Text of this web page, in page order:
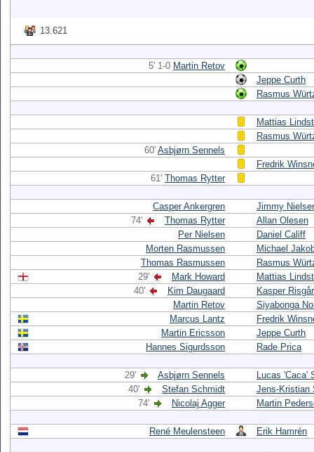
13.621
5' 1-0 Martin Retov
Jeppe Curth
Rasmus
Mattias
Rasmus
60' Asbjørn Sennels
Fredrik
61' Thomas Rytter
Casper Ankergren
Jimmy
74'
Thomas Rytter
Allan Olesen
Per Nielsen
Daniel Califf
Morten Rasmussen
Michael
Thomas Rasmussen
Rasmus
29'
Mark Howard
Mattias
40'
Kim Daugaard
Kasper
Martin Retov
Siyabonga
Marcus Lantz
Fredrik
Martin Ericsson
Jeppe Curth
Hannes Sigurdsson
Rade Prica
29' Asbjørn Sennels
Lucas 'Caca'
40'
Stefan Schmidt
Jens-Kristian
74'
Nicolaj Agger Martin
René Meulensteen Erik Hamrén